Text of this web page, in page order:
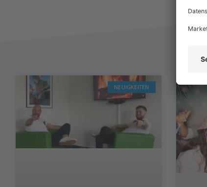
NEUIGKEITEN